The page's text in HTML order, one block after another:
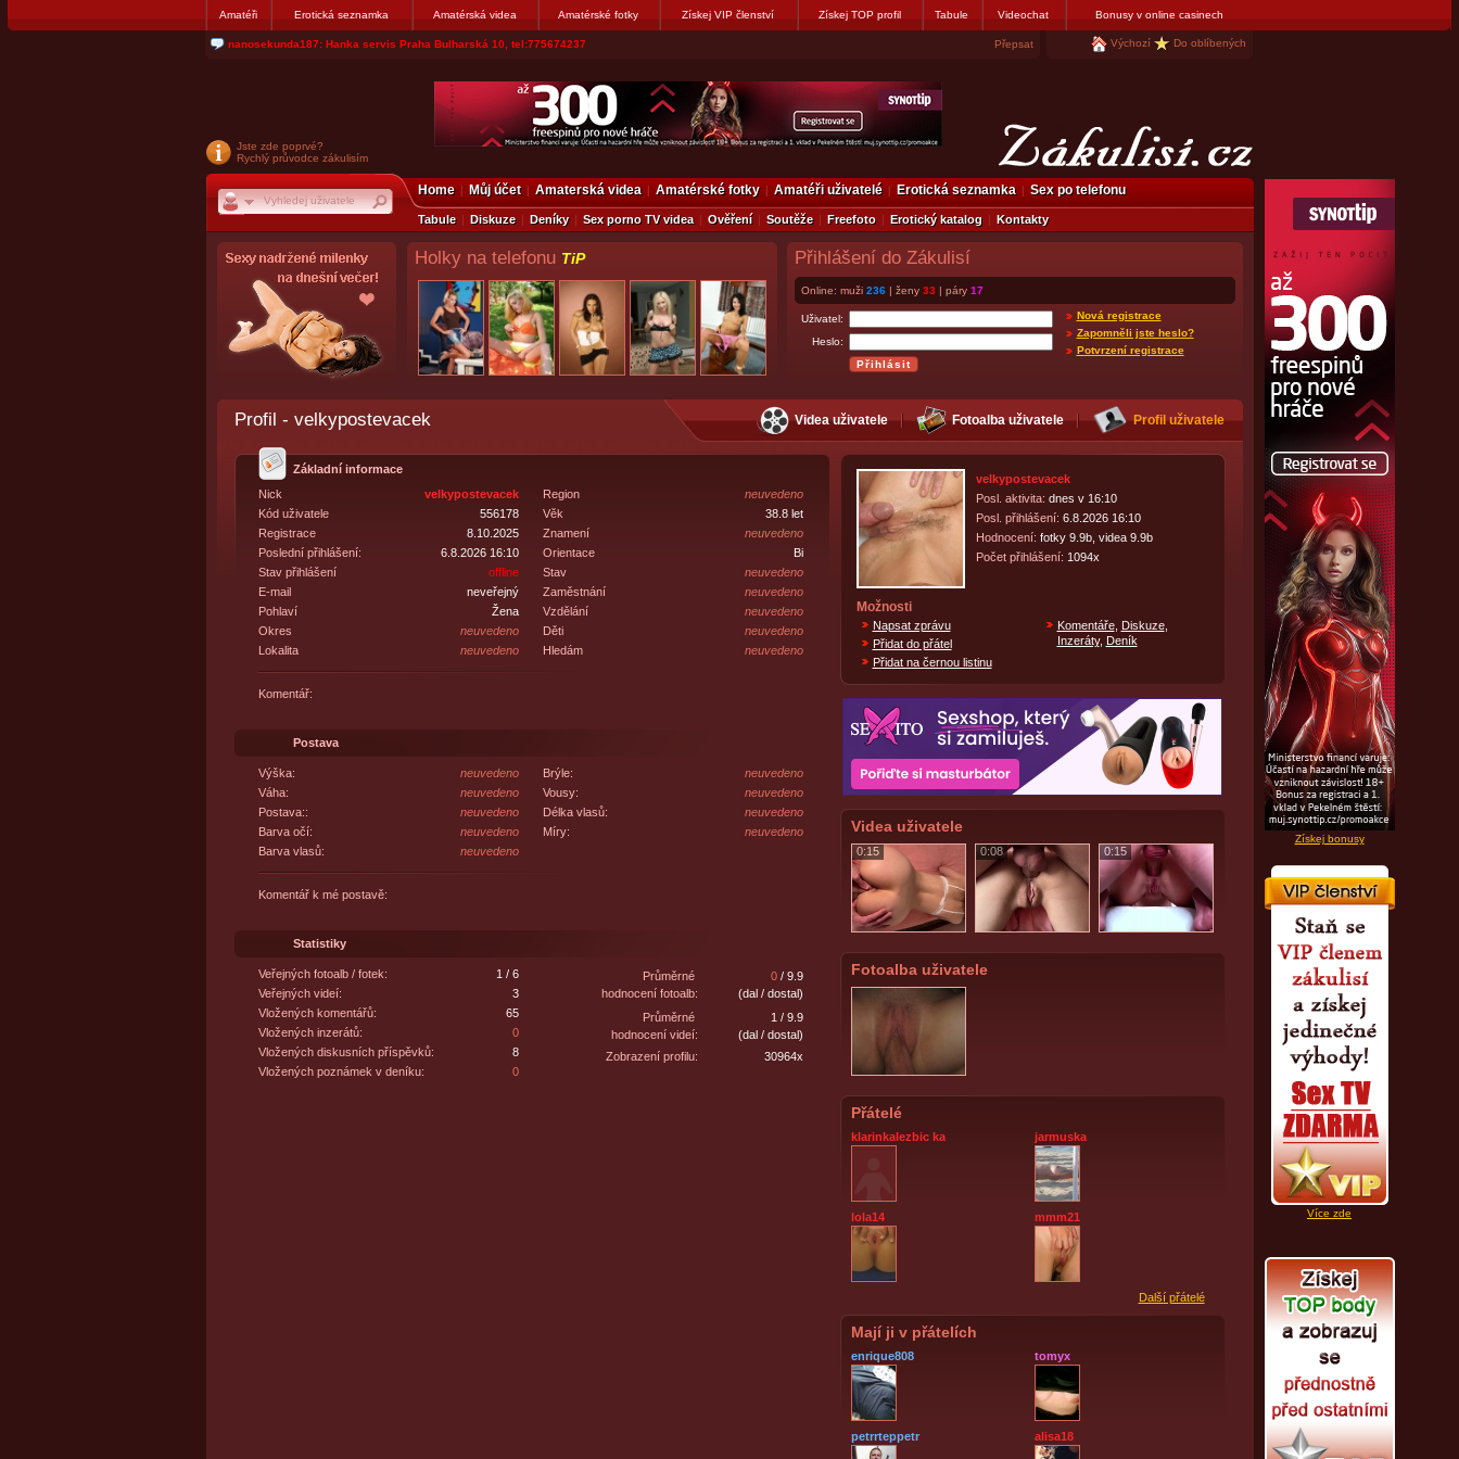
Amatéři Erotická seznamka Amatérská videa Amatérské fotky Získej VIP členství Získej TOP profil Tabule Videochat Bonusy v online casinech
nanosekunda187: Hanka servis Praha Bulharská 10, tel:775674237 Přepsat Výchozí Do oblíbených
Získej bonusy
Více zde
Jste zde poprvé?
Rychlý průvodce zákulisím
Home Můj účet Amaterská videa Amatérské fotky Amatéři uživatelé Erotická seznamka Sex po telefonu
Tabule Diskuze Deníky Sex porno TV videa Ověření Soutěže Freefoto Erotický katalog Kontakty
Holky na telefonu TiP Přihlášení do Zákulisí
Online: muži 236| ženy 33 | páry 17
Uživatel:
Heslo:
Nová registrace
Zapomněli jste heslo?
Potvrzení registrace
Profil - velkypostevacek Videa uživatele Fotoalba uživatele Profil uživatele
Základní informace
Nick
velkypostevacek
Kód uživatele
556178
Registrace
8.10.2025
Poslední přihlášení:
6.8.2026 16:10
Stav přihlášení
offline
E-mail
neveřejný
Pohlaví
Žena
Okres
neuvedeno
Lokalita
neuvedeno
Region
neuvedeno
Věk
38.8 let
Znamení
neuvedeno
Orientace
Bi
Stav
neuvedeno
Zaměstnání
neuvedeno
Vzdělání
neuvedeno
Děti
neuvedeno
Hledám
neuvedeno
Komentář:
Postava
Výška:
neuvedeno
Váha:
neuvedeno
Postava::
neuvedeno
Barva očí:
neuvedeno
Barva vlasů:
neuvedeno
Brýle:
neuvedeno
Vousy:
neuvedeno
Délka vlasů:
neuvedeno
Míry:
neuvedeno
Komentář k mé postavě:
Statistiky
Veřejných fotoalb / fotek:
1 / 6
Veřejných videí:
3
Vložených komentářů:
65
Vložených inzerátů:
0
Vložených diskusních příspěvků:
8
Vložených poznámek v deníku:
0
Průměrné
hodnocení fotoalb:
0/ 9.9
(dal / dostal)
Průměrné
hodnocení videí:
1 / 9.9
(dal / dostal)
Zobrazení profilu:
30964x
velkypostevacek
Posl. aktivita: dnes v 16:10
Posl. přihlášení: 6.8.2026 16:10
Hodnocení: fotky 9.9b, videa 9.9b
Počet přihlášení: 1094x
Možnosti
Napsat zprávu
Přidat do přátel
Přidat na černou listinu
Komentáře, Diskuze,
Inzeráty, Deník
Videa uživatele
0:15 0:08 0:15
Fotoalba uživatele
Přátelé
klarinkalezbic ka jarmuska
lola14 mmm21
Další přátelé
Mají ji v přátelích
enrique808 tomyx
petrrteppetr alisa18